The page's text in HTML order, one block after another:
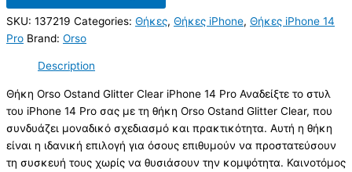
SKU: 137219 Categories: Θήκες, Θήκες iPhone, Θήκες iPhone 14
Pro Brand: Orso
Description
Θήκη Orso Ostand Glitter Clear iPhone 14 Pro Αναδείξτε το στυλ
του iPhone 14 Pro σας με τη θήκη Orso Ostand Glitter Clear, που
συνδυάζει μοναδικό σχεδιασμό και πρακτικότητα. Αυτή η θήκη
είναι η ιδανική επιλογή για όσους επιθυμούν να προστατεύσουν
τη συσκευή τους χωρίς να θυσιάσουν την κομψότητα. Καινοτόμος